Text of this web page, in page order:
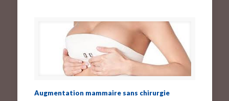
Augmentation mammaire sans chirurgie